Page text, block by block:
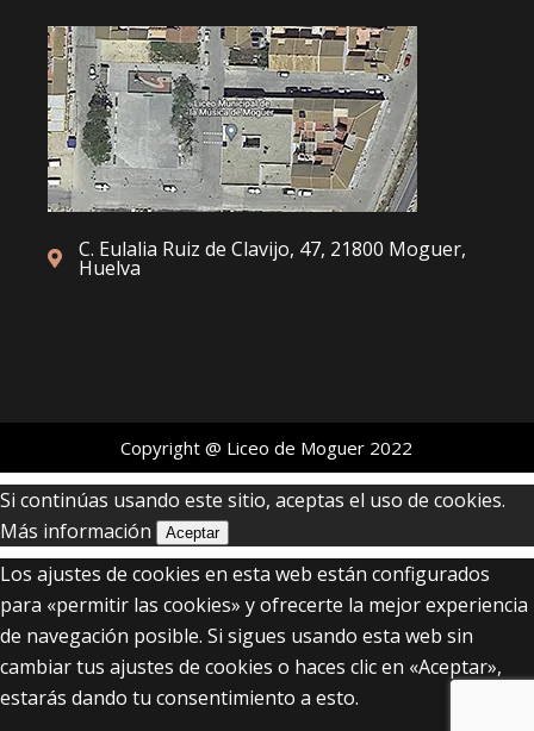
C. Eulalia Ruiz de Clavijo, 47, 21800 Moguer,
Huelva
Copyright @ Liceo de Moguer 2022
Si continúas usando este sitio, aceptas el uso de cookies.
Más información
Aceptar
Los ajustes de cookies en esta web están configurados
para «permitir las cookies» y ofrecerte la mejor experiencia
de navegación posible. Si sigues usando esta web sin
cambiar tus ajustes de cookies o haces clic en «Aceptar»,
estarás dando tu consentimiento a esto.